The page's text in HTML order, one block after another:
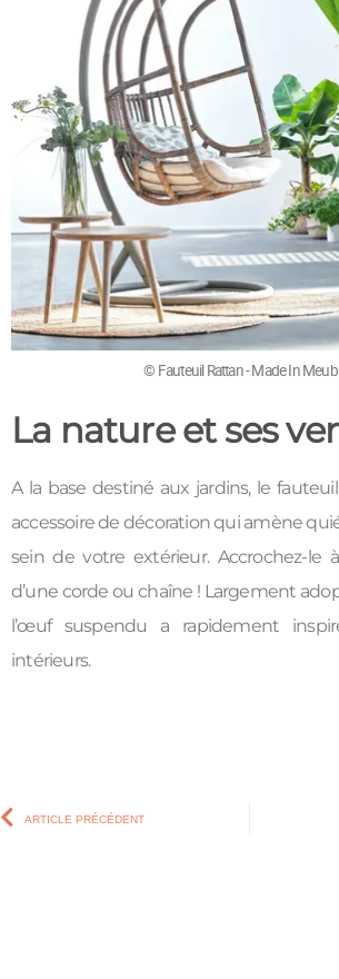
© Fauteuil Rattan - Made In
La nature et ses
A la base destiné aux jardins, le
accessoire de décoration qui amène
sein de votre extérieur. Accrochez-le
d’une corde ou chaîne ! Largement
l’œuf suspendu a rapidement
intérieurs.
ARTICLE PRÉCÉDENT